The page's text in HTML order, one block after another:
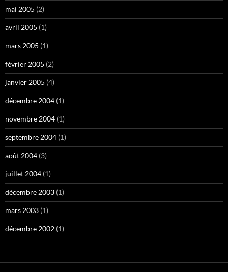
mai 2005 (2)
avril 2005 (1)
mars 2005 (1)
février 2005 (2)
janvier 2005 (4)
décembre 2004 (1)
novembre 2004 (1)
septembre 2004 (1)
août 2004 (3)
juillet 2004 (1)
décembre 2003 (1)
mars 2003 (1)
décembre 2002 (1)